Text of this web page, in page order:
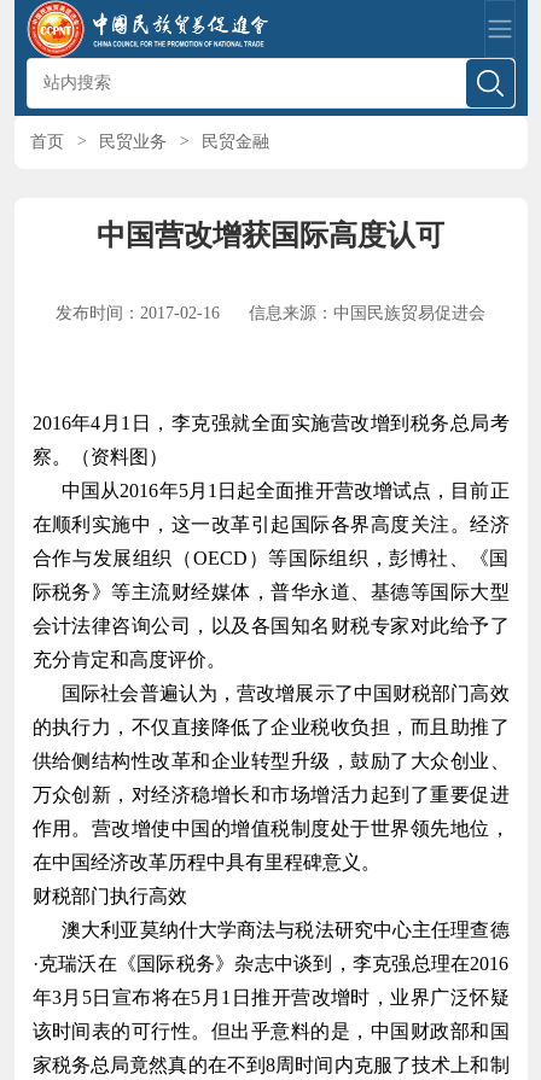
首页 > 民贸业务 > 民贸金融
中国营改增获国际高度认可
发布时间：2017-02-16 信息来源：中国民族贸易促进会
2016年4月1日，李克强就全面实施营改增到税务总局考
察。（资料图）
中国从2016年5月1日起全面推开营改增试点，目前正
在顺利实施中，这一改革引起国际各界高度关注。经济
合作与发展组织（OECD）等国际组织，彭博社、《国
际税务》等主流财经媒体，普华永道、基德等国际大型
会计法律咨询公司，以及各国知名财税专家对此给予了
充分肯定和高度评价。
国际社会普遍认为，营改增展示了中国财税部门高效
的执行力，不仅直接降低了企业税收负担，而且助推了
供给侧结构性改革和企业转型升级，鼓励了大众创业、
万众创新，对经济稳增长和市场增活力起到了重要促进
作用。营改增使中国的增值税制度处于世界领先地位，
在中国经济改革历程中具有里程碑意义。
财税部门执行高效
澳大利亚莫纳什大学商法与税法研究中心主任理查德
·克瑞沃在《国际税务》杂志中谈到，李克强总理在2016
年3月5日宣布将在5月1日推开营改增时，业界广泛怀疑
该时间表的可行性。但出乎意料的是，中国财政部和国
家税务总局竟然真的在不到8周时间内克服了技术上和制